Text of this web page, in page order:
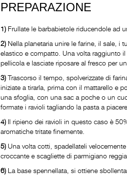
PREPARAZIONE
1)Frullate le barbabietole riducendole ad
2)Nella planetaria unire le farine, il sale, i
elastico e compatto. Una volta raggiunto
pellicola e lasciate riposare al fresco per
3)Trascorso il tempo, spolverizzate di
iniziate a tirarla, prima con il mattarello e
una sfoglia, con una sac a poche o un
formate i ravioli tagliando la pasta a
4)Il ripieno dei ravioli in questo caso è
aromatiche tritate finemente.
5)Una volta cotti, spadellateli
croccante e scagliette di parmigiano
6)La base spennellata, si ottiene